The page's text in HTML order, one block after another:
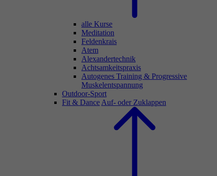
alle Kurse
Meditation
Feldenkrais
Atem
Alexandertechnik
Achtsamkeitspraxis
Autogenes Training & Progressive
Muskelentspannung
Outdoor-Sport
Fit & Dance Auf- oder Zuklappen